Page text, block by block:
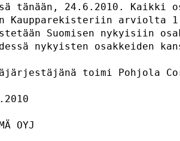
tänään, 24.6.2010.
Kaupparekisteriin
Suomisen
nykyisten
pääjärjestäjänä toimi